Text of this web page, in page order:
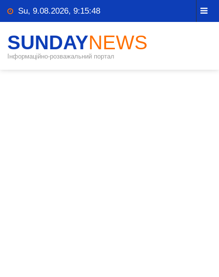
Su, 9.08.2026, 9:15:49
SUNDAYNEWS
Інформаційно-розважальний портал